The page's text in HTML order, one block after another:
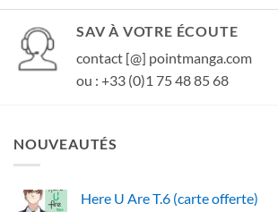
SAV À VOTRE ÉCOUTE
contact [@] pointmanga.com
ou : +33 (0)1 75 48 85 68
NOUVEAUTÉS
Here U Are T.6 (carte offerte)